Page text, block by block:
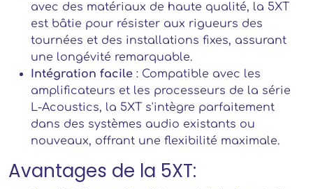
avec des matériaux de haute qualité, la 5XT
est bâtie pour résister aux rigueurs des
tournées et des installations fixes, assurant
une longévité remarquable.
Intégration facile : Compatible avec les
amplificateurs et les processeurs de la série
L-Acoustics, la 5XT s'intègre parfaitement
dans des systèmes audio existants ou
nouveaux, offrant une flexibilité maximale.
Avantages de la 5XT: